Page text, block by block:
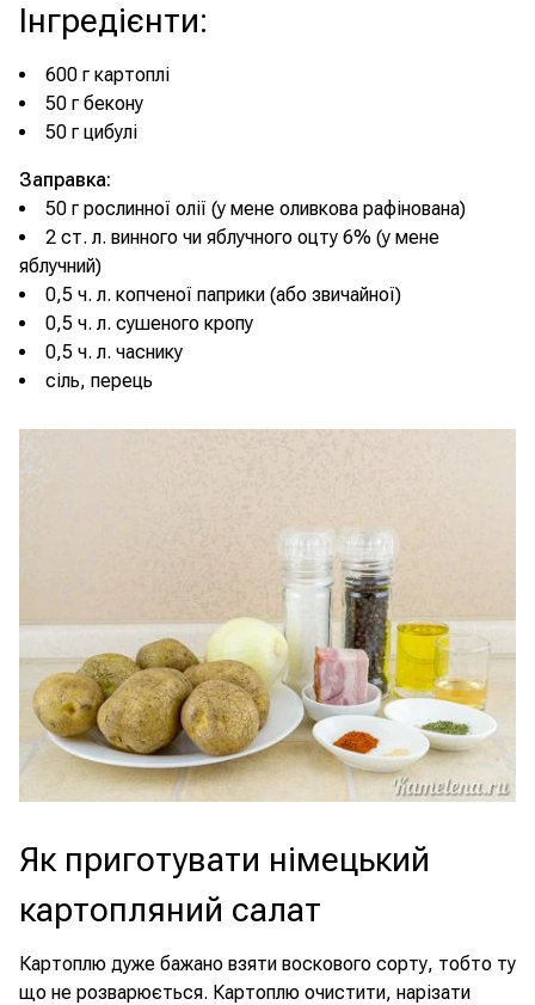
Інгредієнти:
600 г картоплі
50 г бекону
50 г цибулі
Заправка:
50 г рослинної олії (у мене оливкова рафінована)
2 ст. л. винного чи яблучного оцту 6% (у мене
яблучний)
0,5 ч. л. копченої паприки (або звичайної)
0,5 ч. л. сушеного кропу
0,5 ч. л. часнику
сіль, перець
Як приготувати німецький
картопляний салат
Картоплю дуже бажано взяти воскового сорту, тобто ту
що не розварюється. Картоплю очистити, нарізати